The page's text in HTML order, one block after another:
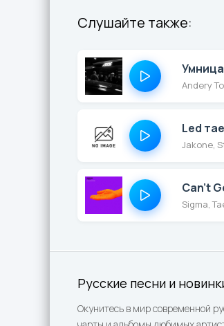
Русские песни и
Окунитесь в мир современной
Слушайте также:
Умница
Andery
Led
Jakone,
Can't
Sigma,